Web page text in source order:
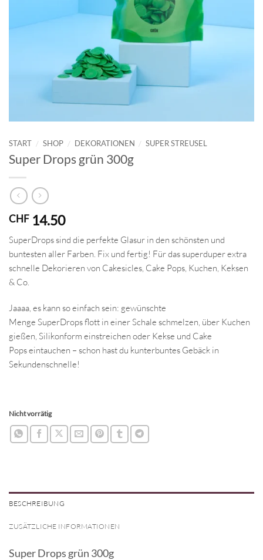
START / SHOP / DEKORATIONEN / SUPER STREUSEL
Super Drops grün 300g
CHF 14.50
SuperDrops sind die perfekte Glasur in den schönsten und
buntesten aller Farben. Fix und fertig! Für das superduper extra
schnelle Dekorieren von Cakesicles, Cake Pops, Kuchen, Keksen
& Co.
Jaaaa, es kann so einfach sein: gewünschte
Menge SuperDrops flott in einer Schale schmelzen, über Kuchen
gießen, Silikonform einstreichen oder Kekse und Cake
Pops eintauchen – schon hast du kunterbuntes Gebäck in
Sekundenschnelle!
Nicht vorrätig
BESCHREIBUNG
ZUSÄTZLICHE INFORMATIONEN
Super Drops grün 300g